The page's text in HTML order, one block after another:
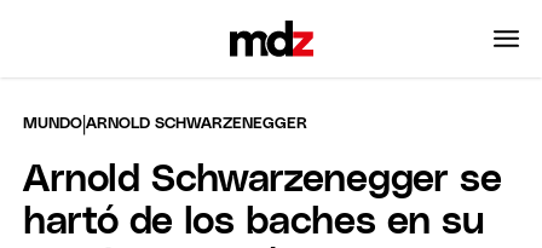
MUNDO |ARNOLD SCHWARZENEGGER
Arnold Schwarzenegger se
hartó de los baches en su